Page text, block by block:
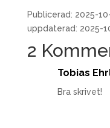
Publicerad: 2025-
uppdaterad: 2025-
2
Tobias
Bra skrivet!